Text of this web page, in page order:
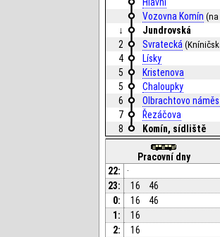
Vozovna Komín (na
↓
Jundrovská
2
Svratecká
4
Lísky
5
Kristenova
5
Chaloupky
6
Olbrachtovo
7
Řezáčova
8
Komín, sídliště
Pracovní dny
22:
·
23:
16
46
0:
16
46
1:
16
2:
16